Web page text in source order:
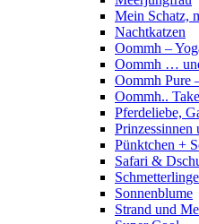
Mein Schatz,
Nachtkatzen
Oommh –
Oommh …
Oommh Pure
Oommh..
Pferdeliebe,
Prinzessinnen
Pünktchen +
Safari &
Sonnenblume
Strand und